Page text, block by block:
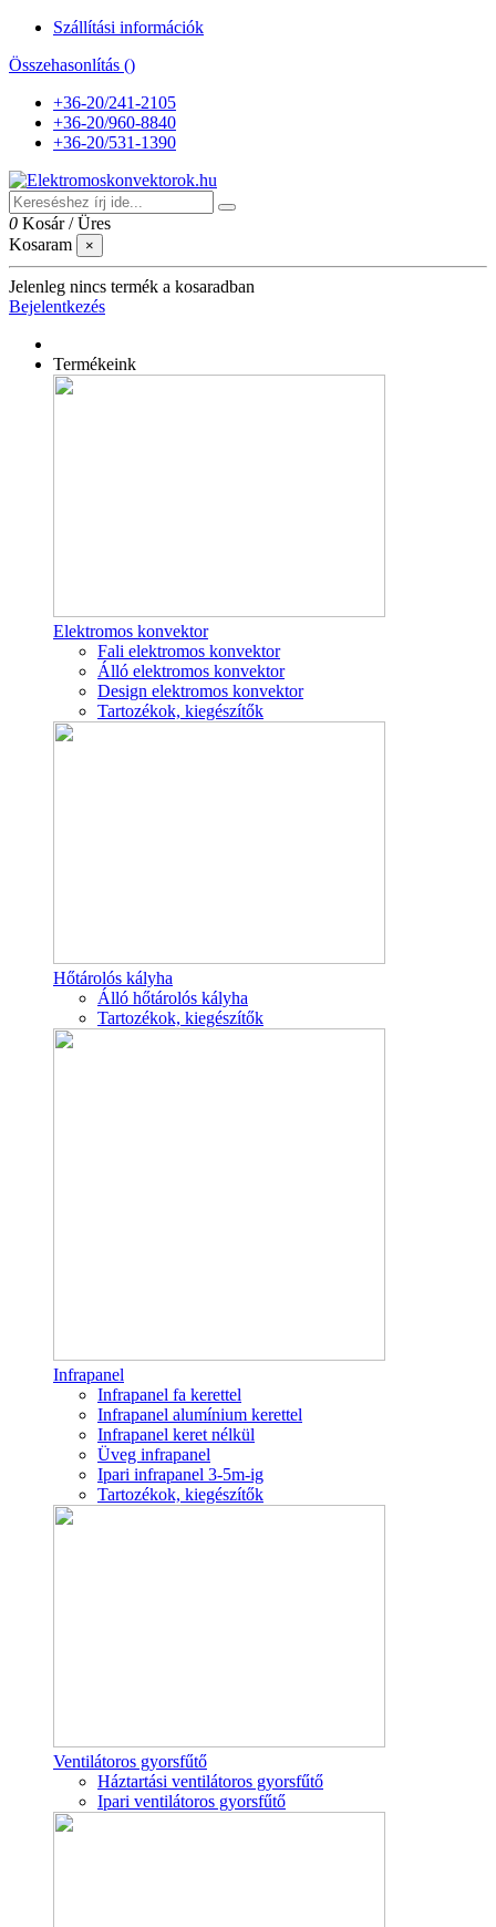
Szállítási információk
Összehasonlítás ()
+36-20/241-2105
+36-20/960-8840
+36-20/531-1390
0 Kosár /Üres
Kosaram
×
Jelenleg nincs termék a kosaradban
Bejelentkezés
Termékeink
Elektromos konvektor
Fali elektromos konvektor
Álló elektromos konvektor
Design elektromos konvektor
Tartozékok, kiegészítők
Hőtárolós kályha
Álló hőtárolós kályha
Tartozékok, kiegészítők
Infrapanel
Infrapanel fa kerettel
Infrapanel alumínium kerettel
Infrapanel keret nélkül
Üveg infrapanel
Ipari infrapanel 3-5m-ig
Tartozékok, kiegészítők
Ventilátoros gyorsfűtő
Háztartási ventilátoros gyorsfűtő
Ipari ventilátoros gyorsfűtő